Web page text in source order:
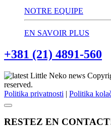
NOTRE EQUIPE
EN SAVOIR PLUS
+381 (21) 4891-560
reserved.
Politika privatnosti | Politika
RESTEZ EN